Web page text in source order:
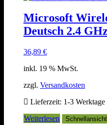
Microsoft
Deutsch 2.4
36,89 €
inkl. 19 % MwSt.
zzgl. Versandkosten
Lieferzeit: 1-3 Werktage
Weiterlesen
Schnellansicht